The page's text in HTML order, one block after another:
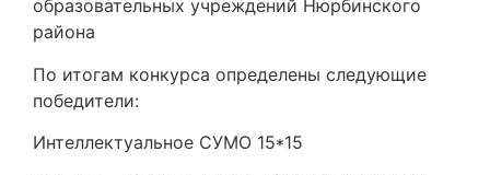
образовательных учреждений Нюрбинского
района
По итогам конкурса определены следующие
победители:
Интеллектуальное СУМО 15*15